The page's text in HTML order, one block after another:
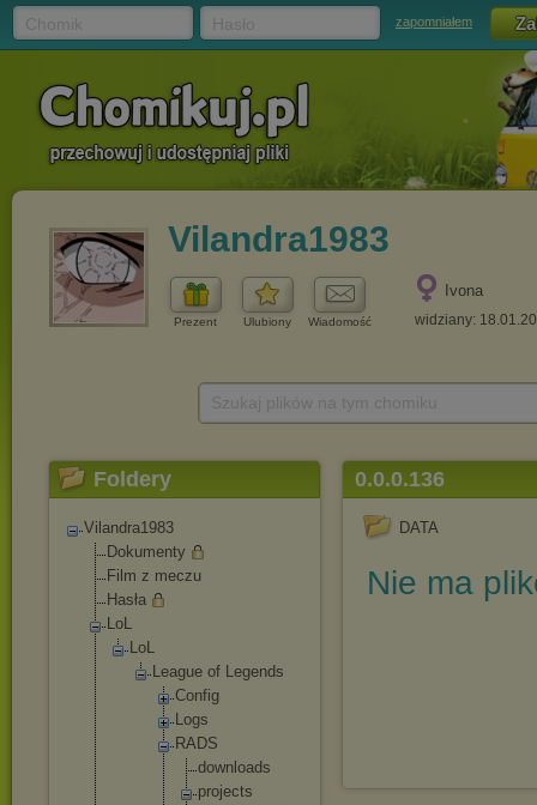
zapomniałem
Vilandra1983
Prezent Ulubiony Wiadomość
Ivona
widziany:
Foldery
Vilandra1983
Dokumenty
Film z meczu
Hasła
LoL
LoL
League of Legends
Config
Logs
RADS
downl oads
projects
0.0.0.136
DATA
Nie ma